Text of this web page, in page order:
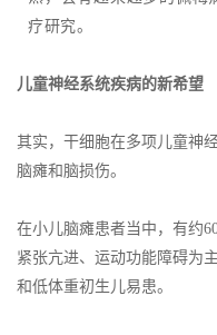
疗研究。
儿童神经系统疾病的新希望
其实，干细胞在多项儿童神
脑瘫和脑损伤。
在小儿脑瘫患者当中，有约
紧张亢进、运动功能障碍为
和低体重初生儿易患。